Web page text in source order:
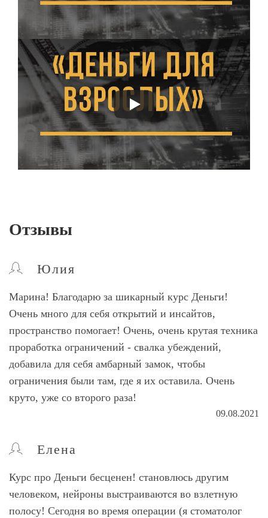
Отзывы
Юлия
Марина! Благодарю за шикарный курс Деньги!
Очень много для себя открытий и инсайтов,
пространство помогает! Очень, очень крутая техника
проработка ограничений - свалка убеждений,
добавила для себя амбарный замок, чтобы
ограничения были там, где я их оставила. Очень
круто, уже со второго раза!
09.08.2021
Елена
Курс про Деньги бесценен! становлюсь другим
человеком, нейроны выстраиваются во взлетную
полосу! Сегодня во время операции (я стоматолог